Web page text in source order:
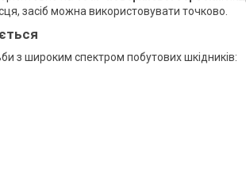
засіб можна використовувати точково.
з широким спектром побутових шкідників: